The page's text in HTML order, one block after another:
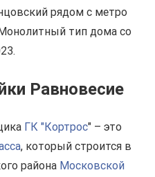
рядом с метро
тип дома со
Равновесие
ГК "Кортрос" – это
, который строится в
района Московской